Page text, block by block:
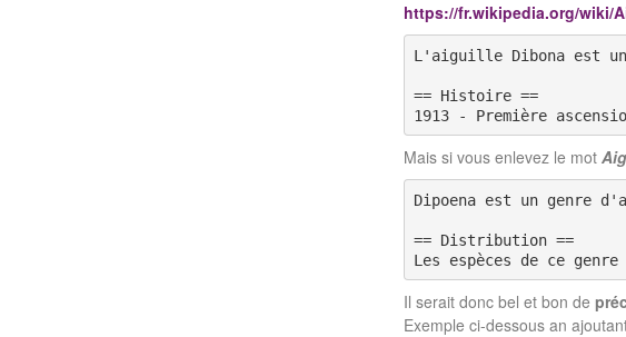
https://fr.wikipedia.org/wiki/
L'aiguille Dibona est
== Histoire ==
1913 - Première
Mais si vous enlevez le mot
Dipoena est un genre
== Distribution ==
Les espèces de ce
Il serait donc bel et bon de
Exemple ci-dessous an